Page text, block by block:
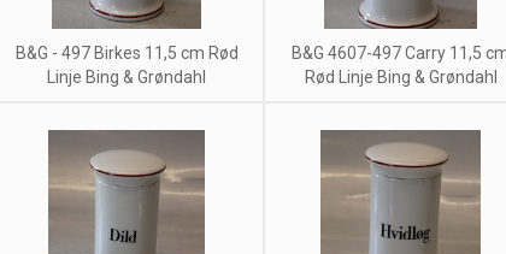
B&G - 497 Birkes 11,5 cm Rød
Linje Bing & Grøndahl
B&G 4607-497 Carry 11,5
Rød Linje Bing & Grøndahl